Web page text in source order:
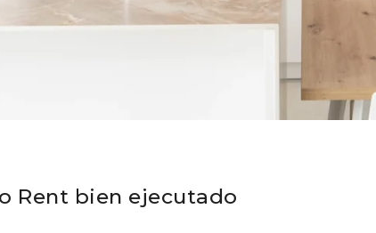
Rent bien ejecutado